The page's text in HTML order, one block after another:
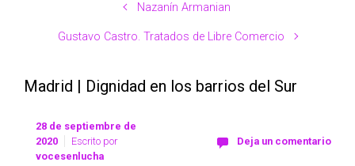
Nazanín Armanian
Gustavo Castro. Tratados de Libre Comercio
Madrid | Dignidad en los barrios del Sur
28 de septiembre de
2020
Escrito por
vocesenlucha
Deja un comentario